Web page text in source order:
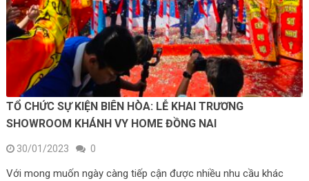
TỔ CHỨC SỰ KIỆN BIÊN HÒA: LỄ KHAI TRƯƠNG
SHOWROOM KHÁNH VY HOME ĐỒNG NAI
30/01/2023 0
Với mong muốn ngày càng tiếp cận được nhiều nhu cầu khác